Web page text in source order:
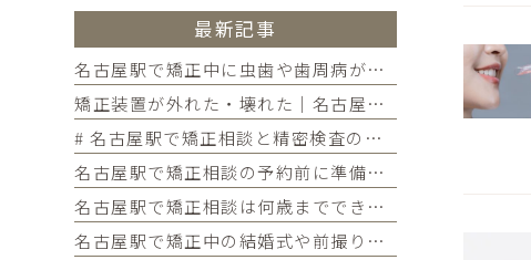
最新記事
名古屋駅で矯正中に虫歯や歯周病が見つかったらどうする？治療の進め方と予防を解説
矯正装置が外れた・壊れた｜名古屋駅の矯正歯科が教えるトラブル別の対処法
# 名古屋駅で矯正相談と精密検査の違いが気になる方へ｜各ステップでわかることを歯科医師が解説
名古屋駅で矯正相談の予約前に準備しておきたいこと｜チェックリストつきで初めての方に解説
名古屋駅で矯正相談は何歳までできるのか気になる方へ｜大人の矯正の疑問・メリット・よくある質問まとめ
名古屋駅で矯正中の結婚式や前撮りが気になる方へ｜当院限定サービス・タイミングの考え方・よくある質問まとめ